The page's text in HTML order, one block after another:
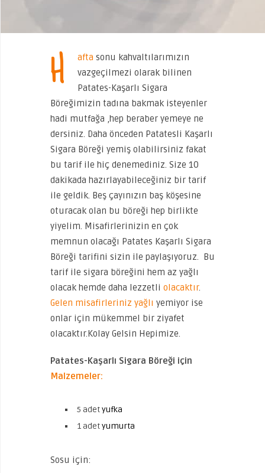
H afta sonu kahvaltılarımızın
vazgeçilmezi olarak bilinen
Patates-Kaşarlı Sigara
Böreğimizin tadına bakmak isteyenler
hadi mutfağa ,hep beraber yemeye ne
dersiniz. Daha önceden Patatesli Kaşarlı
Sigara Böreği yemiş olabilirsiniz fakat
bu tarif ile hiç denemediniz. Size 10
dakikada hazırlayabileceğiniz bir tarif
ile geldik. Beş çayınızın baş köşesine
oturacak olan bu böreği hep birlikte
yiyelim. Misafirlerinizin en çok
memnun olacağı Patates Kaşarlı Sigara
Böreği tarifini sizin ile paylaşıyoruz. Bu
tarif ile sigara böreğini hem az yağlı
olacak hemde daha lezzetli olacaktır.
Gelen misafirleriniz yağlı yemiyor ise
onlar için mükemmel bir ziyafet
olacaktır.Kolay Gelsin Hepimize.
Patates-Kaşarlı Sigara Böreği için
Malzemeler:
5 adetyufka
1 adetyumurta
Sosu için: